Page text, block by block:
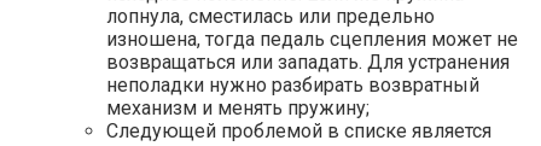
лопнула, сместилась или предельно
изношена, тогда педаль сцепления может не
возвращаться или западать. Для устранения
неполадки нужно разбирать возвратный
механизм и менять пружину;
Следующей проблемой в списке является